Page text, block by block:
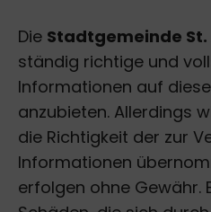
Die Stadtgemeinde
ständig richtige und
Informationen auf
anzubieten. Allerdings
die Richtigkeit der zur
Informationen
erfolgen ohne Gewähr.